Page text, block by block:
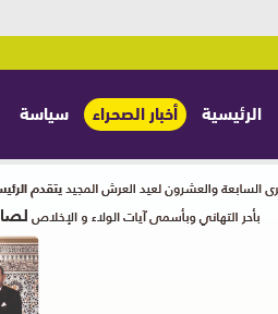
الرئيسية أخبار الصحراء سياسة